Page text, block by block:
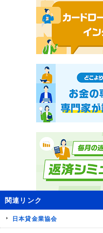
関連リンク
日本貸金業協会